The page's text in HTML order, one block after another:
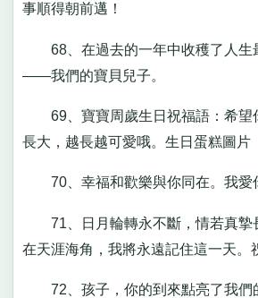
事順得朝前邁！
68、在過去的一年中收穫了人生
——我們的寶貝兒子。
69、寶寶周歲生日祝福語：希望
長大，越長越可愛哦。生日蛋糕圖片
70、幸福和歡樂與你同在。我愛
71、日月輪轉永不斷，情若真摯
在天涯海角，我將永遠記住這一天。
72、孩子，你的到來點亮了我們